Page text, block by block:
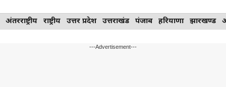
Skip
to
अंतरराष्ट्रीय राष्ट्रीय उत्तर प्रदेश उत्तराखंड पंजाब हरियाणा झारखण्ड
---Advertisement---